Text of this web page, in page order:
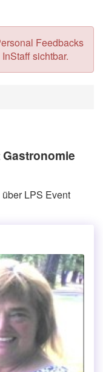
Feedbacks
sichtbar.
LPS Event